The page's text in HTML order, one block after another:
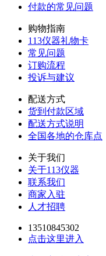
付款的常见问题
购物指南
113仪器礼物卡
常见问题
订购流程
投诉与建议
配送方式
货到付款区域
配送方式说明
全国各地的仓库点
关于我们
关于113仪器
联系我们
商家入驻
人才招聘
13510845302
点击这里进入